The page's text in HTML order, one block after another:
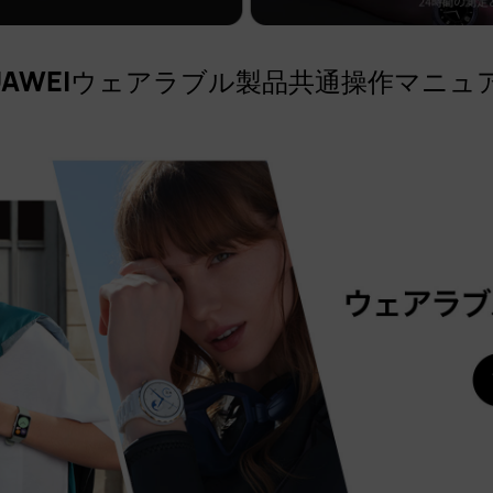
ウェアラブル製品共通操作マニュ